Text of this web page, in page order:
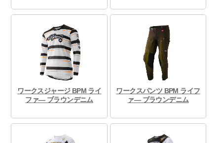
ワークスジャージ BPM ライ
ファ― ブラウンデニム
ワークスパンツ BPM ライフ
ァ― ブラウンデニム